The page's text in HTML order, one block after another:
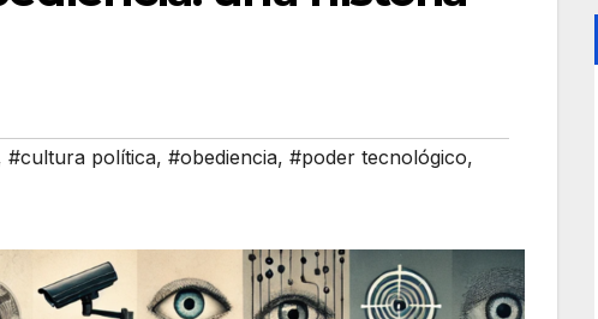
#cultura política, #obediencia, #poder tecnológico,